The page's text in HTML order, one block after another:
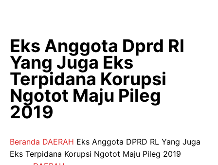
Eks Anggota Dprd Rl
Yang Juga Eks
Terpidana Korupsi
Ngotot Maju Pileg
2019
Beranda DAERAH Eks Anggota DPRD RL Yang Juga
Eks Terpidana Korupsi Ngotot Maju Pileg 2019